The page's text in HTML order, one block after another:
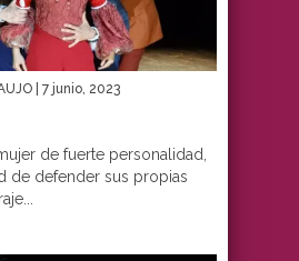
| 7 junio, 2023
de fuerte personalidad,
de defender sus propias